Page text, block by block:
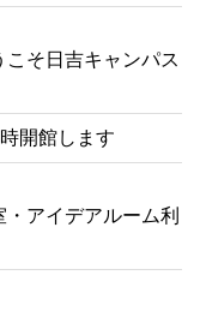
こそ日吉キャンパス
開館します
・アイデアルーム利